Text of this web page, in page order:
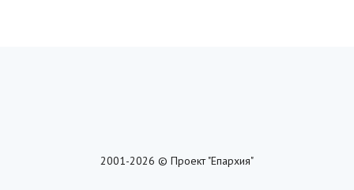
2001-2026 © Проект "Епархия"